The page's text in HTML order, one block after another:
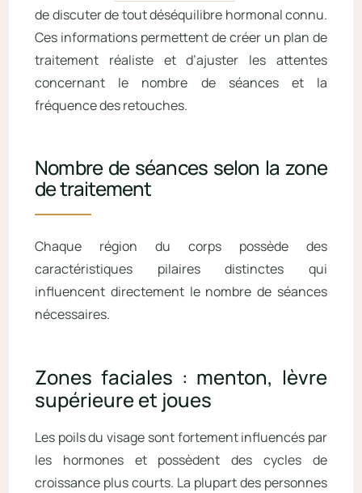
de discuter de tout déséquilibre hormonal connu.
Ces informations permettent de créer un plan de
traitement réaliste et d’ajuster les attentes
concernant le nombre de séances et la
fréquence des retouches.
Nombre de séances selon la zone
de traitement
Chaque région du corps possède des
caractéristiques pilaires distinctes qui
influencent directement le nombre de séances
nécessaires.
Zones faciales : menton, lèvre
supérieure et joues
Les poils du visage sont fortement influencés par
les hormones et possèdent des cycles de
croissance plus courts. La plupart des personnes